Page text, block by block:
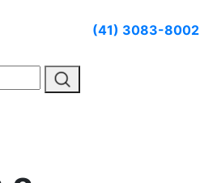
(41) 3083-8002